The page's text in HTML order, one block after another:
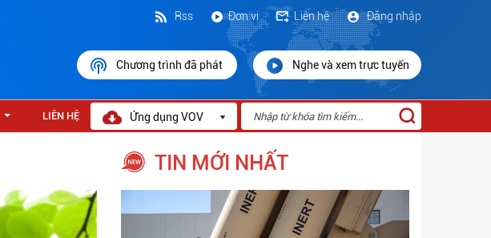
Đăng nhập
Liên hệ
Đơn vị
Rss
Chương trình đã phát Nghe và xem trực tuyến
LIÊN HỆ Ứng dụng VOV
TIN MỚI NHẤT